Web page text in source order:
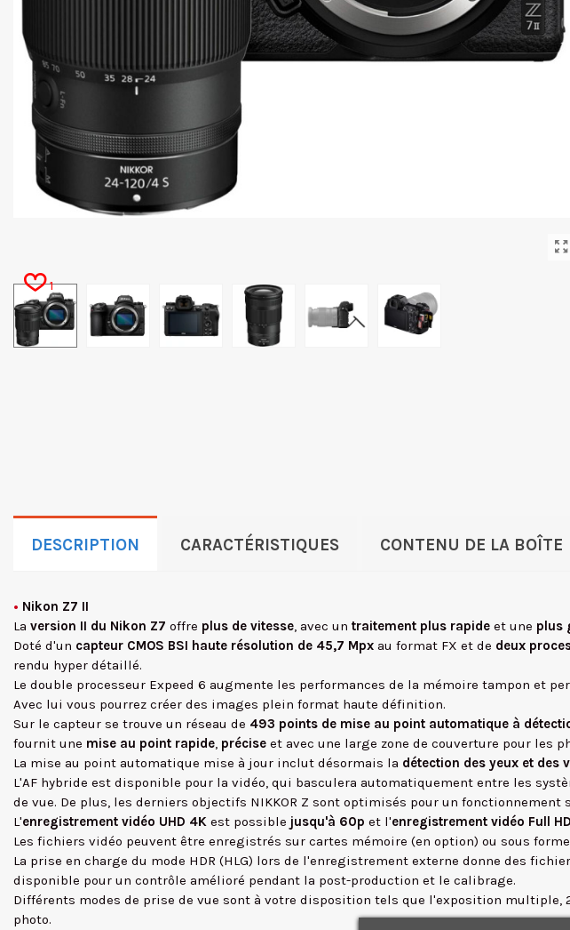
1
DESCRIPTION CARACTÉRISTIQUES CONTENU DE LA BOÎTE
• Nikon Z7 II
La version II du Nikon Z7 offre plus de vitesse, avec un traitement plus rapide et une plus
Doté d'un capteur CMOS BSI haute résolution de 45,7 Mpx au format FX et de deux
rendu hyper détaillé.
Le double processeur Expeed 6 augmente les performances de la mémoire tampon et
Avec lui vous pourrez créer des images plein format haute définition.
Sur le capteur se trouve un réseau de 493 points de mise au point automatique à
fournit une mise au point rapide, précise et avec une large zone de couverture pour les
La mise au point automatique mise à jour inclut désormais la détection des yeux et des
L'AF hybride est disponible pour la vidéo, qui basculera automatiquement entre les
de vue. De plus, les derniers objectifs NIKKOR Z sont optimisés pour un fonctionnement
L'enregistrement vidéo UHD 4K est possible jusqu'à 60p et l'enregistrement vidéo Full
Les fichiers vidéo peuvent être enregistrés sur cartes mémoire (en option) ou sous
La prise en charge du mode HDR (HLG) lors de l'enregistrement externe donne des
disponible pour un contrôle amélioré pendant la post-production et le calibrage.
Différents modes de prise de vue sont à votre disposition tels que l'exposition
photo.